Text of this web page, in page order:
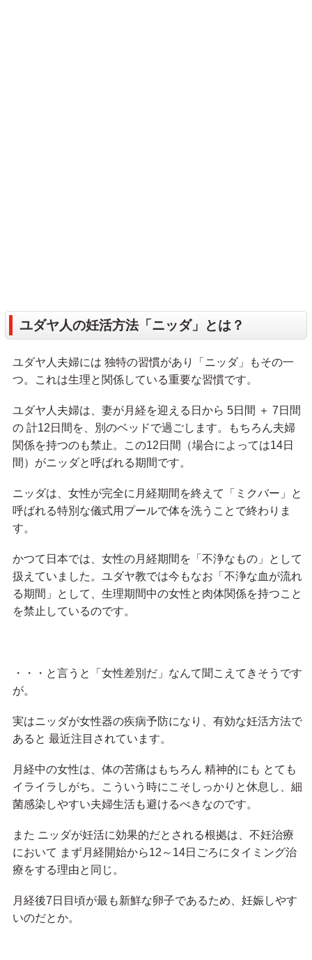
ユダヤ人の妊活方法「ニッダ」とは？
ユダヤ人夫婦には 独特の習慣があり「ニッダ」もその一
つ。これは生理と関係している重要な習慣です。
ユダヤ人夫婦は、妻が月経を迎える日から 5日間 ＋ 7日間
の 計12日間を、別のベッドで過ごします。もちろん夫婦
関係を持つのも禁止。この12日間（場合によっては14日
間）がニッダと呼ばれる期間です。
ニッダは、女性が完全に月経期間を終えて「ミクバー」と
呼ばれる特別な儀式用プールで体を洗うことで終わりま
す。
かつて日本では、女性の月経期間を「不浄なもの」として
扱えていました。ユダヤ教では今もなお「不浄な血が流れ
る期間」として、生理期間中の女性と肉体関係を持つこと
を禁止しているのです。
・・・と言うと「女性差別だ」なんて聞こえてきそうです
が。
実はニッダが女性器の疾病予防になり、有効な妊活方法で
あると 最近注目されています。
月経中の女性は、体の苦痛はもちろん 精神的にも とても
イライラしがち。こういう時にこそしっかりと休息し、細
菌感染しやすい夫婦生活も避けるべきなのです。
また ニッダが妊活に効果的だとされる根拠は、不妊治療
において まず月経開始から12～14日ごろにタイミング治
療をする理由と同じ。
月経後7日目頃が最も新鮮な卵子であるため、妊娠しやす
いのだとか。